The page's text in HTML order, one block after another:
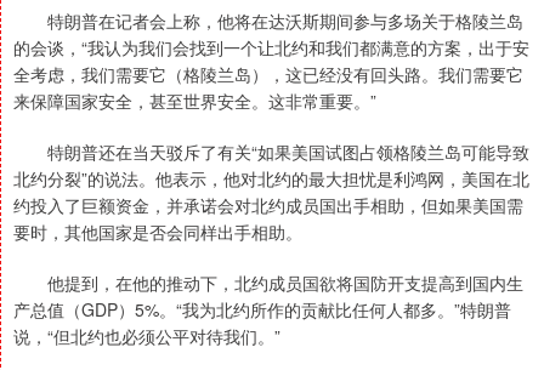
特朗普在记者会上称，他将在达沃斯期间参与多场关于格陵兰岛
的会谈，“我认为我们会找到一个让北约和我们都满意的方案，出于安
全考虑，我们需要它（格陵兰岛），这已经没有回头路。我们需要它
来保障国家安全，甚至世界安全。这非常重要。”
特朗普还在当天驳斥了有关“如果美国试图占领格陵兰岛可能导致
北约分裂”的说法。他表示，他对北约的最大担忧是利鸿网，美国在北
约投入了巨额资金，并承诺会对北约成员国出手相助，但如果美国需
要时，其他国家是否会同样出手相助。
他提到，在他的推动下，北约成员国欲将国防开支提高到国内生
产总值（GDP）5%。“我为北约所作的贡献比任何人都多。”特朗普
说，“但北约也必须公平对待我们。”